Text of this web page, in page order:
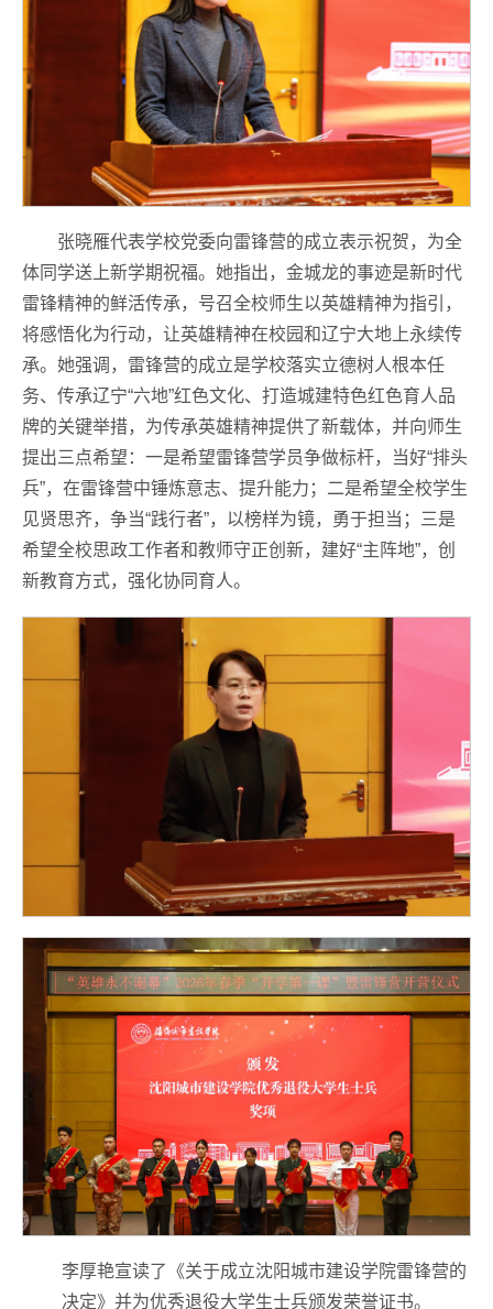
张晓雁代表学校党委向雷锋营的成立表示祝贺，为全
体同学送上新学期祝福。她指出，金城龙的事迹是新时代
雷锋精神的鲜活传承，号召全校师生以英雄精神为指引，
将感悟化为行动，让英雄精神在校园和辽宁大地上永续传
承。她强调，雷锋营的成立是学校落实立德树人根本任
务、传承辽宁“六地”红色文化、打造城建特色红色育人品
牌的关键举措，为传承英雄精神提供了新载体，并向师生
提出三点希望：一是希望雷锋营学员争做标杆，当好“排头
兵”，在雷锋营中锤炼意志、提升能力；二是希望全校学生
见贤思齐，争当“践行者”，以榜样为镜，勇于担当；三是
希望全校思政工作者和教师守正创新，建好“主阵地”，创
新教育方式，强化协同育人。
李厚艳宣读了《关于成立沈阳城市建设学院雷锋营的
决定》并为优秀退役大学生士兵颁发荣誉证书。